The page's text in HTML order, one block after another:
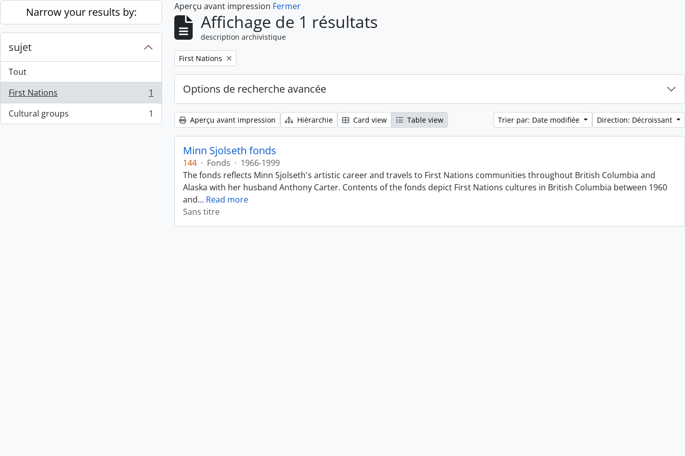
Skip to main content
Narrow your results by:
sujet
Tout
First Nations
, 1 résultats
1
Cultural groups
, 1 résultats 1
Aperçu avant impression Fermer
Affichage de 1 résultats
description archivistique
Remove filter:
First Nations
Options de recherche avancée
Aperçu avant impression Hiérarchie Card view Table view Trier par: Date modifiée Direction: Décroissant
Minn Sjolseth fonds
144 · Fonds · 1966-1999
The fonds reflects Minn Sjolseth's artistic career and travels to First Nations communities throughout British Columbia and
Alaska with her husband Anthony Carter. Contents of the fonds depict First Nations cultures in British Columbia between 1960
and… Read more
Sans titre